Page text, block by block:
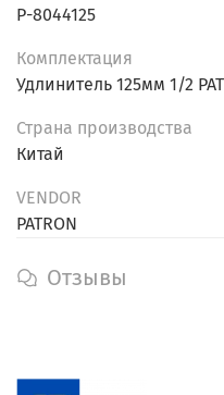
P-8044125
Комплектация
Удлинитель 125мм 1/2
Страна производства
Китай
VENDOR
PATRON
Отзывы